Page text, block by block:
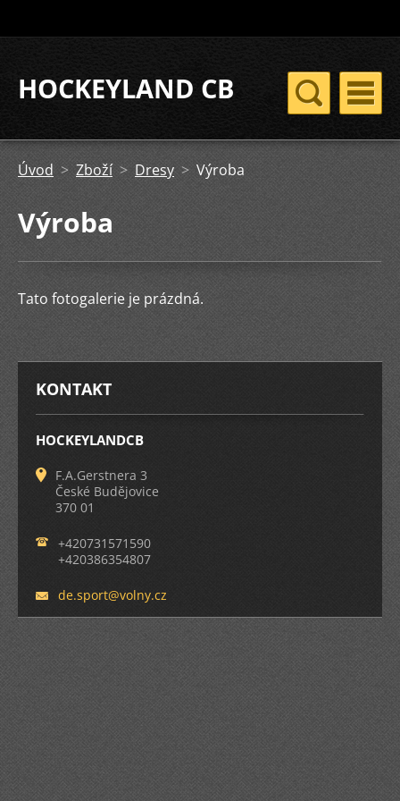
HOCKEYLAND CB
Úvod >Zboží >Dresy > Výroba
Výroba
Tato fotogalerie je prázdná.
KONTAKT
HOCKEYLANDCB
F.A.Gerstnera 3
České Budějovice
370 01
+420731571590
+420386354807
de.sport@volny.cz